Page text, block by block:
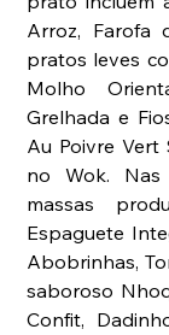
Arroz, Farofa
pratos leves
Molho
Grelhada e
Au Poivre Vert
no Wok. Nas
massas
Espaguete
Abobrinhas,
saboroso
Confit,